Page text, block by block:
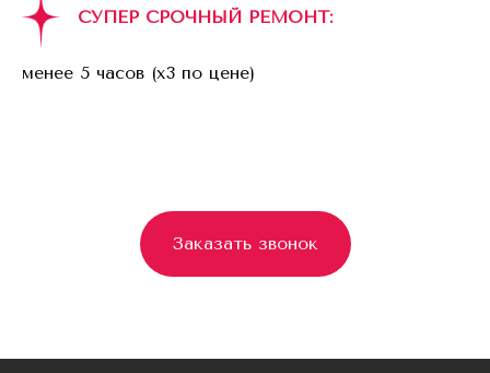
СУПЕР СРОЧНЫЙ РЕМОНТ:
менее 5 часов (x3 по цене)
Заказать звонок